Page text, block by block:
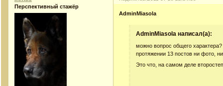
Перспективный стажёр
AdminMiasola
AdminMiasola написал(а):
можно вопрос общего
протяжении 13 постов ни фото,
Это что, на самом деле